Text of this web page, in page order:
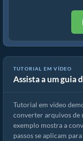
TUTORIAL EM VÍDEO
Assista a um guia
Como converter
Tutorial em vídeo
converter arquivos de
exemplo mostra a
passos se aplicam